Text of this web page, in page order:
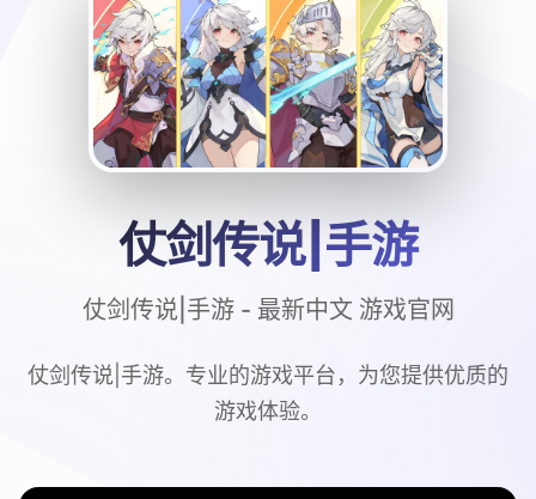
仗剑传说|手游
仗剑传说|手游 - 最新中文 游戏官网
仗剑传说|手游。专业的游戏平台，为您提供优质的
游戏体验。